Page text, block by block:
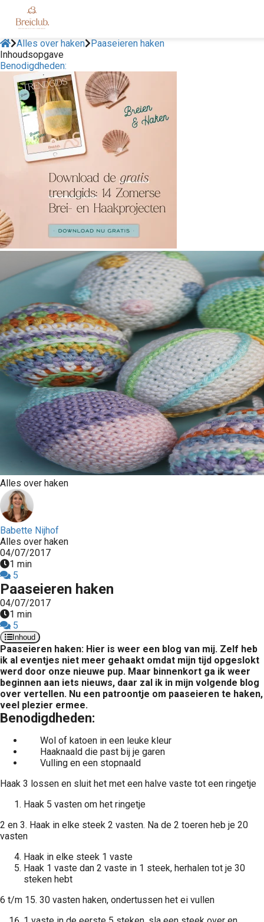
Alles over haken
Paaseieren haken
Inhoudsopgave
Benodigdheden:
Alles over haken
Babette Nijhof
Alles over haken
04/07/2017
1 min
5
Paaseieren haken
04/07/2017
1 min
5
Inhoud
Paaseieren haken: Hier is weer een blog van mij. Zelf heb
ik al eventjes niet meer gehaakt omdat mijn tijd opgeslokt
werd door onze nieuwe pup. Maar binnenkort ga ik weer
beginnen aan iets nieuws, daar zal ik in mijn volgende blog
over vertellen. Nu een patroontje om paaseieren te haken,
veel plezier ermee.
Benodigdheden:
Wol of katoen in een leuke kleur
Haaknaald die past bij je garen
Vulling en een stopnaald
Haak 3 lossen en sluit het met een halve vaste tot een ringetje
Haak 5 vasten om het ringetje
2 en 3. Haak in elke steek 2 vasten. Na de 2 toeren heb je 20
vasten
Haak in elke steek 1 vaste
Haak 1 vaste dan 2 vaste in 1 steek, herhalen tot je 30
steken hebt
6 t/m 15. 30 vasten haken, ondertussen het ei vullen